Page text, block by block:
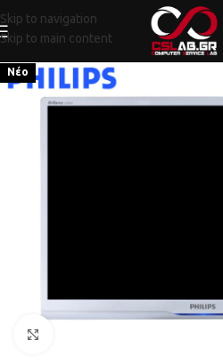
Skip to navigation
Skip to main content
Νέο